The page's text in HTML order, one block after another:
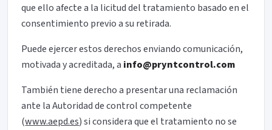
que ello afecte a la licitud del tratamiento basado en el
consentimiento previo a su retirada.
Puede ejercer estos derechos enviando comunicación,
motivada y acreditada, a info@pryntcontrol.com
También tiene derecho a presentar una reclamación
ante la Autoridad de control competente
(www.aepd.es) si considera que el tratamiento no se